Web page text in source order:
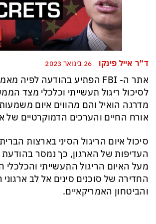
ד"ר אייל פינקו
אתר ה- FBI הפתיע בהודעה לפיה
לסיכול ריגול תעשייתי וכלכלי מצד
מדרגה הואיל והם מהווים איום
אורח החיים והערכים הדמוקרטיים של
סיכול איום הריגול הסיני בארצות
העדיפות של הארגון, כך נמסר בהודעת
מעל האיום הריגול התעשייתי והכלכלי
החדירה של סוכנים סינים אל לב ארגוני
והביטחון האמריקאיים.